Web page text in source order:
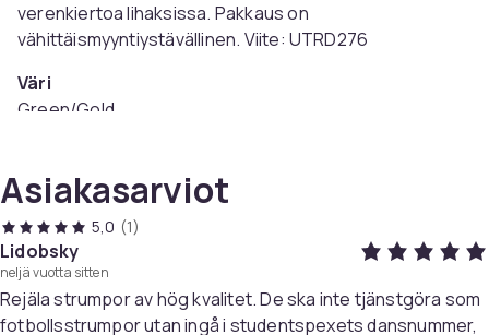
verenkiertoa lihaksissa. Pakkaus on
vähittäismyyntiystävällinen. Viite: UTRD276
Väri
Green/Gold
Tuotenro
c7f01877-c8ab-42ac-9677-7a6a9a74f363
Tuoteturvallisuustiedot
Asiakasarviot
5,0 (1)
Lidobsky
neljä vuotta sitten
Rejäla strumpor av hög kvalitet. De ska inte tjänstgöra som
fotbollsstrumpor utan ingå i studentspexets dansnummer,